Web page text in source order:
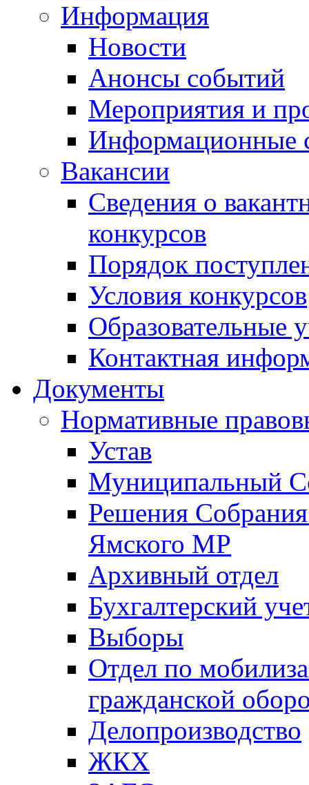
Информация
Новости
Анонсы событий
Мероприятия и
Информационные
Вакансии
Сведения о
конкурсов
Порядок
Условия конкурсов
Образовательные
Контактная
Документы
Нормативные
Устав
Муниципальный
Решения
Ямского МР
Архивный отдел
Бухгалтерский
Выборы
Отдел по
гражданской
Делопроизводство
ЖКХ